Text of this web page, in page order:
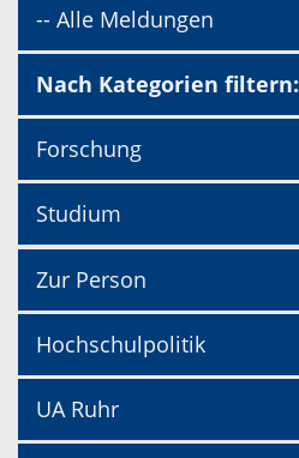
-- Alle Meldungen
Nach Kategorien filtern:
Forschung
Studium
Zur Person
Hochschulpolitik
UA Ruhr